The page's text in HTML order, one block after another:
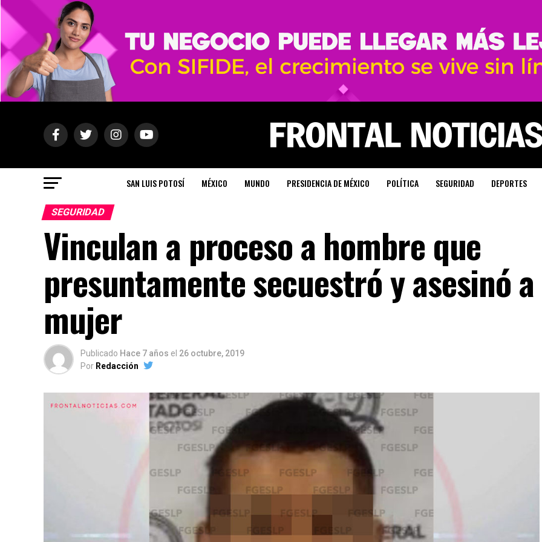
SAN LUIS POTOSÍ MÉXICO MUNDO PRESIDENCIA DE MÉXICO POLÍTICA SEGURIDAD DEPORTES
SEGURIDAD
Vinculan a proceso a hombre que
presuntamente secuestró y asesinó
mujer
Publicado Hace 7 años el 26 octubre, 2019
Por Redacción